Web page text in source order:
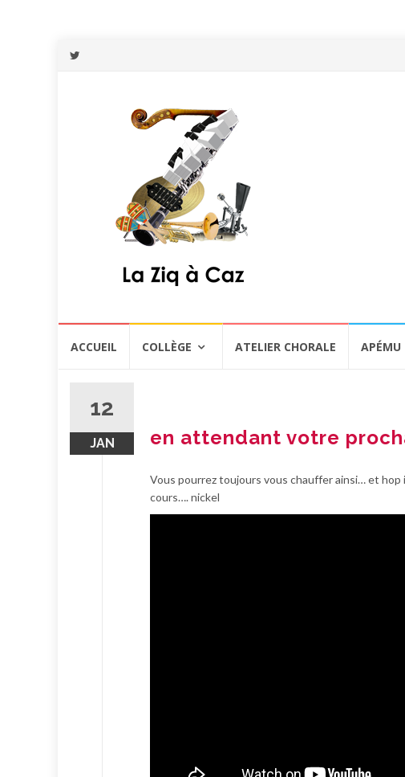
ACCUEIL COLLÈGE ATELIER CHORALE APÉMU
12
JAN en attendant votre
Vous pourrez toujours vous chauffer ainsi… et
cours…. nickel